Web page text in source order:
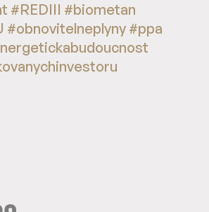
#REDIII #biometan
#obnovitelneplyny #ppa